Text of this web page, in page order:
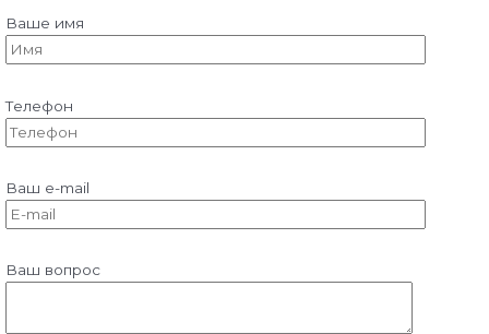
Ваше имя
Телефон
Ваш e-mail
Ваш вопрос